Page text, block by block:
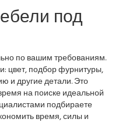
под
по вашим требованиям.
цвет, подбор фурнитуры,
и другие детали. Это
на поиске идеальной
подбираете
время, силы и